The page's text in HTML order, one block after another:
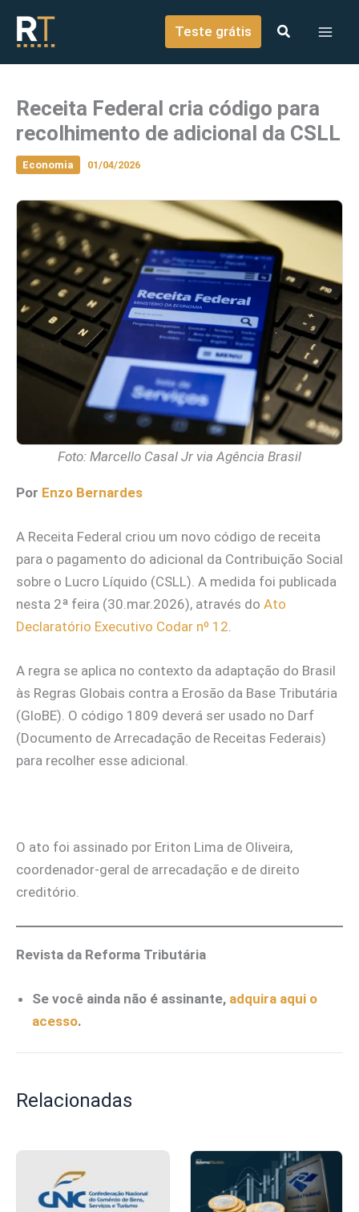
conteúdo
Teste grátis
Receita Federal cria código para
recolhimento de adicional da CSLL
Economia 01/04/2026
Foto: Marcello Casal Jr via Agência Brasil
Por Enzo Bernardes
A Receita Federal criou um novo código de receita
para o pagamento do adicional da Contribuição Social
sobre o Lucro Líquido (CSLL). A medida foi publicada
nesta 2ª feira (30.mar.2026), através do Ato
Declaratório Executivo Codar nº 12.
A regra se aplica no contexto da adaptação do Brasil
às Regras Globais contra a Erosão da Base Tributária
(GloBE). O código 1809 deverá ser usado no Darf
(Documento de Arrecadação de Receitas Federais)
para recolher esse adicional.
O ato foi assinado por Eriton Lima de Oliveira,
coordenador-geral de arrecadação e de direito
creditório.
Revista da Reforma Tributária
Se você ainda não é assinante, adquira aqui o
acesso.
Relacionadas